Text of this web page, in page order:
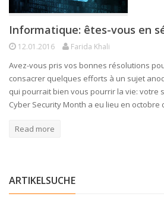
Informatique: êtes-vous en
12.01.2016 Farida Khali
Avez-vous pris vos bonnes résolutions
consacrer quelques efforts à un sujet
qui pourrait bien vous pourrir la vie: votre
Cyber Security Month a eu lieu en
Read more
ARTIKELSUCHE